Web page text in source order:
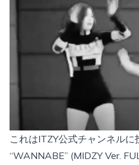
これはITZY公式チャンネルに
“WANNABE” (MIDZY Ver.